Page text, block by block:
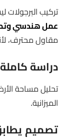
تركيب
عمل هندسي
مقاول محترف،
دراسة
تحليل مساحة
الميزانية.
تصميم